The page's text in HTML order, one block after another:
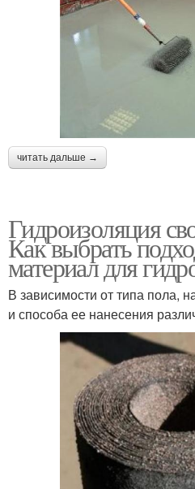
читать дальше →
Гидроизоляция
Как выбрать
материал для
В зависимости от типа пола,
и способа ее нанесения